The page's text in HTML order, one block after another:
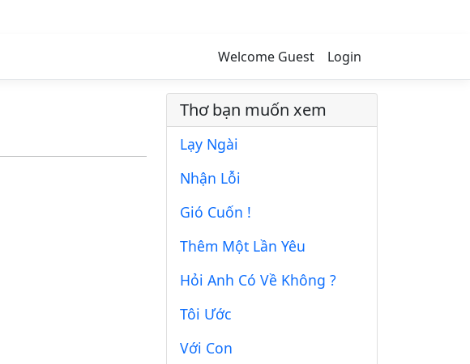
Welcome Guest Login
Thơ bạn muốn xem
Lạy Ngài
Nhận Lỗi
Gió Cuốn !
Thêm Một Lần Yêu
Hỏi Anh Có Về Không ?
Tôi Ước
Với Con